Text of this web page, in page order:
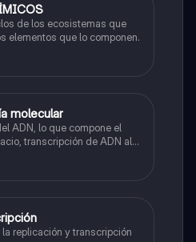
de los ecosistemas que
elementos que lo componen.
molecular
el
transcripción de ADN al
a proteína.
replicación y transcripción